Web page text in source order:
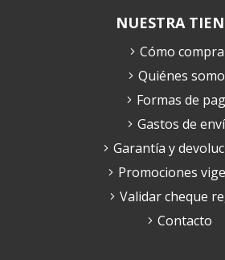
NUESTRA
Cómo
Quiénes
Formas de
Gastos de
Garantía y
Promociones
Validar cheque
Contacto